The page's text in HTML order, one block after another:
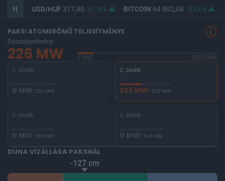
USD/HUF 317,40 0,14% BITCOIN 64 802,08 0,84%
PAKSI ATOMERŐMŰ TELJESÍTMÉNYE
Összteljesítmény
226 MW 0 MW
2000 MW
1. blokk
0 MW/ 500 MW
2. blokk
226 MW/ 500 MW
3. blokk
0 MW/ 500 MW
4. blokk
0 MW/ 500 MW
DUNA VÍZÁLLÁSA PAKSNÁL
-127 cm